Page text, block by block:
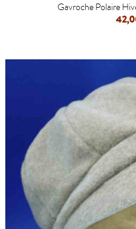
Gavroche Polaire